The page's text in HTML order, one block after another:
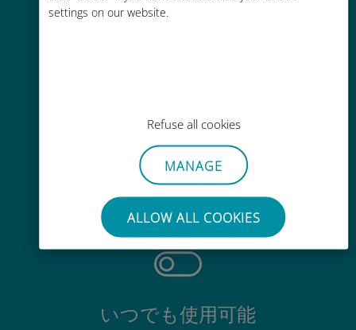
settings on our website.
Refuse all cookies
MANAGE
ALLOW ALL COOKIES
Wi-Fiやデータ残量がなくても、
手間いらず
使用中のSIMカードを抜き差しする
必要はありません
いつでも使用可能